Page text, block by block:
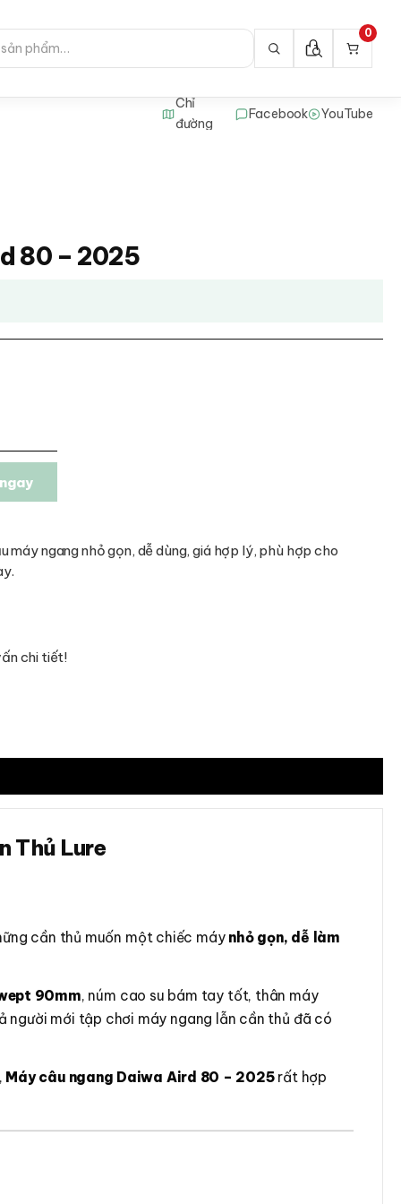
Chỉ
đường
Facebook YouTube
0
80 – 2025
máy ngang nhỏ gọn, dễ dùng, giá hợp lý, phù hợp cho
chi tiết!
Thủ Lure
cần thủ muốn một chiếc máynhỏ gọn, dễ làm
90mm, núm cao su bám tay tốt, thân máy
người mới tập chơi máy ngang lẫn cần thủ đã có
Máy câu ngang Daiwa Aird 80 – 2025rất hợp